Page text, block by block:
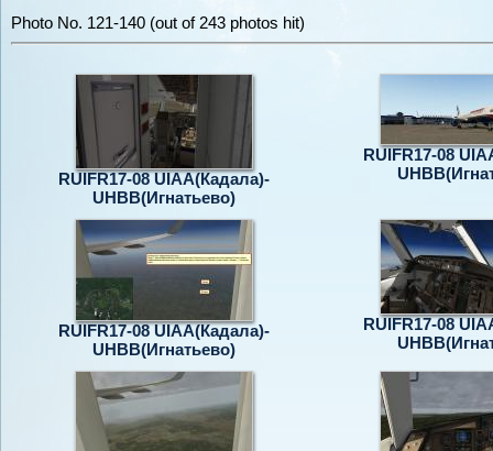
Photo No. 121-140 (out of 243 photos hit)
RUIFR17-08 UIAA(Кадала)-
UHBB(Игнатьево)
RUIFR17-08
RUIFR17-08 UIAA(Кадала)-
UHBB(Игнатьево)
RUIFR17-08